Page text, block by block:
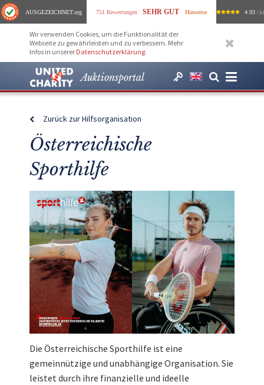
AUSGEZEICHNET.org 751 Bewertungen SEHR GUT Hinweise 4.93 /
Wir verwenden Cookies, um die Funktionalität der
Webseite zu gewährleisten und zu verbessern. Mehr
Infos in unserer Datenschutzerklärung.
Auktionsportal
Zurück zur Hilfsorganisation
Österreichische
Sporthilfe
Die Österreichische Sporthilfe ist eine
gemeinnützige und unabhängige Organisation. Sie
leistet durch ihre finanzielle und ideelle